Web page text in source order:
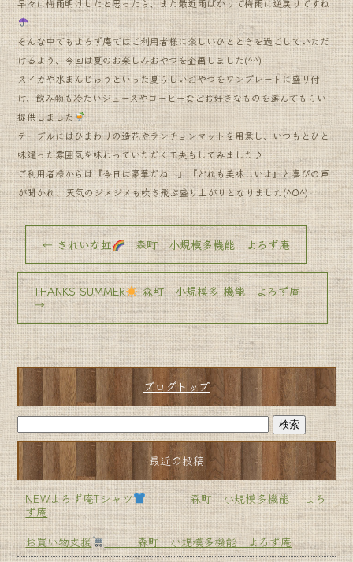
早々に梅雨明けしたと思ったら、また最近雨ばかりで梅雨に逆戻りですね
そんな中でもよろず庵ではご利用者様に楽しいひとときを過ごしていただ
けるよう、今回は夏のお楽しみおやつを企画しました(^^)
スイカや水まんじゅうといった夏らしいおやつをワンプレートに盛り付
け、飲み物も冷たいジュースやコーヒーなどお好きなものを選んでもらい
提供しました
テーブルにはひまわりの造花やランチョンマットを用意し、いつもとひと
味違った雰囲気を味わっていただく工夫もしてみました♪
ご利用者様からは『今日は豪華だね！』『どれも美味しいよ』と喜びの声
が聞かれ、天気のジメジメも吹き飛ぶ盛り上がりとなりました(^O^)
← きれいな虹 森町 小規模多機能 よろず庵
THANKS SUMMER
森町 小規模多 機能 よろず庵
→
ブログトップ
最近の投稿
NEWよろず庵Tシャツ
森町 小規模多機能 よろ
ず庵
お買い物支援
森町 小規模多機能 よろず庵